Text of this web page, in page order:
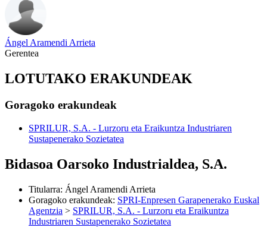
Ángel Aramendi Arrieta
Gerentea
LOTUTAKO ERAKUNDEAK
Goragoko erakundeak
SPRILUR, S.A. - Lurzoru eta Eraikuntza Industriaren
Sustapenerako Sozietatea
Bidasoa Oarsoko Industrialdea, S.A.
Titularra: Ángel Aramendi Arrieta
Goragoko erakundeak: SPRI-Enpresen Garapenerako Euskal
Agentzia > SPRILUR, S.A. - Lurzoru eta Eraikuntza
Industriaren Sustapenerako Sozietatea